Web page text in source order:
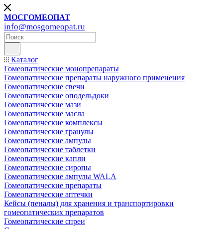
МОСГОМЕОПАТ
info@mosgomeopat.ru
Каталог
Гомеопатические монопрепараты
Гомеопатические препараты наружного применения
Гомеопатические свечи
Гомеопатические оподельдоки
Гомеопатические мази
Гомеопатические масла
Гомеопатические комплексы
Гомеопатические гранулы
Гомеопатические ампулы
Гомеопатические таблетки
Гомеопатические капли
Гомеопатические сиропы
Гомеопатические ампулы WALA
Гомеопатические препараты
Гомеопатические аптечки
Кейсы (пеналы) для хранения и транспортировки
гомеопатических препаратов
Гомеопатические спреи